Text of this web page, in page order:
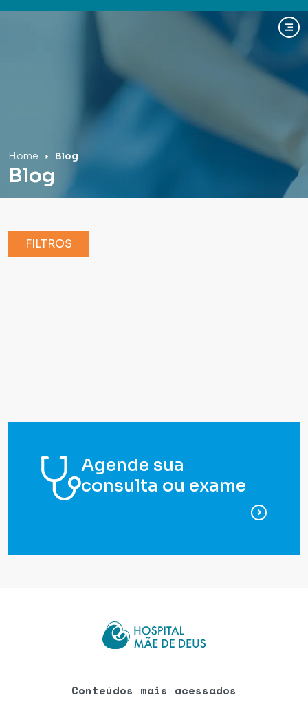
Home Blog
Blog
FILTROS
Agende sua
consulta ou exame
para
Conteúdos mais acessados